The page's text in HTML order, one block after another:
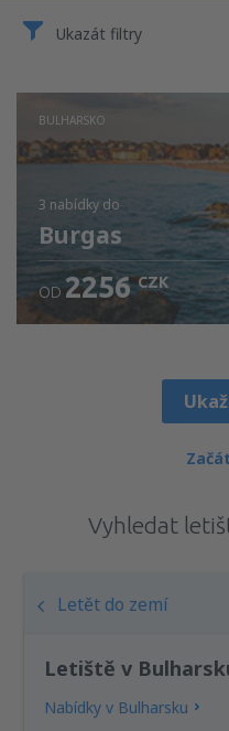
Ukazát filtry
BULHARSKO
3 nabídky do
Burgas
OD2256 CZK
Vyhledat
Letět do zemí
Letiště v
Nabídky v Bulharsku